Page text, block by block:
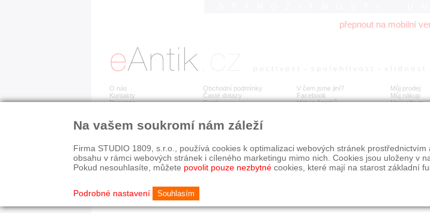
přepnout na mobilní
O nás
Kontakty
Recenze
Obchodní podmínky
Časté dotazy
Ceník
V čem jsme jiní?
Facebook
Výkup šperků
Můj prodej
Můj nákup
Moje album
Detail položky č. 181 880 A. Drobník, Váza
Na vašem soukromí nám záleží
Firma STUDIO 1809, s.r.o., používá cookies k optimalizaci webových stránek
obsahu v rámci webových stránek i cíleného marketingu mimo nich. Cookies jsou uloženy v
Pokud nesouhlasíte, můžete povolit pouze nezbytné cookies, které mají na starost základní
Podrobné nastavení Souhlasím